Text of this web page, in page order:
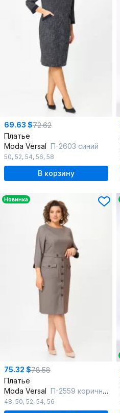
69.63 $72.62
Платье
Moda Versal П-2603 синий
50, 52, 54, 56, 58
В корзину
Новинка
75.32 $78.58
Платье
Moda Versal П-2559 коричневый
48, 50, 52, 54, 56